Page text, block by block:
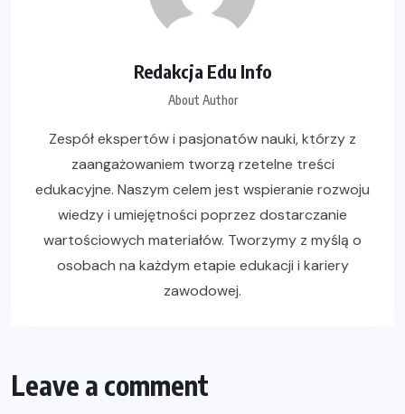
Redakcja Edu Info
About Author
Zespół ekspertów i pasjonatów nauki, którzy z
zaangażowaniem tworzą rzetelne treści
edukacyjne. Naszym celem jest wspieranie rozwoju
wiedzy i umiejętności poprzez dostarczanie
wartościowych materiałów. Tworzymy z myślą o
osobach na każdym etapie edukacji i kariery
zawodowej.
Leave a comment